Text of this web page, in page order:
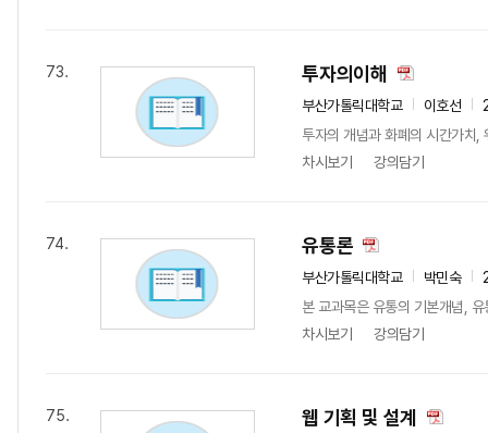
73. 투자의이해
부산가톨릭대학교 이호선
투자의 개념과 화폐의 시간가치,
차시보기
강의담기
74. 유통론
부산가톨릭대학교 박민숙
본 교과목은 유통의 기본개념,
차시보기
강의담기
75. 웹 기획 및 설계